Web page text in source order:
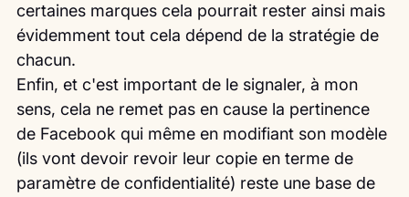
certaines marques cela pourrait rester ainsi mais
évidemment tout cela dépend de la stratégie de
chacun.
Enfin, et c'est important de le signaler, à mon
sens, cela ne remet pas en cause la pertinence
de Facebook qui même en modifiant son modèle
(ils vont devoir revoir leur copie en terme de
paramètre de confidentialité) reste une base de